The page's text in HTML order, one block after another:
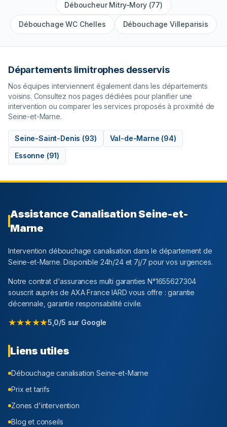
Déboucheur Mitry-Mory (77)
Débouchage WC Chelles Débouchage Villeparisis
Départements limitrophes desservis
Nos équipes interviennent également dans les départements
voisins. Consultez nos pages dédiées pour planifier une
intervention ou comparer les services proposés à proximité de
Seine-et-Marne.
Seine-Saint-Denis (93) Val-de-Marne (94)
Essonne (91)
Assistance Canalisation Seine-et-
Marne
Intervention débouchage canalisation dans le département de
Seine-et-Marne. Disponible 24h/24 et 7j/7 pour vos urgences.
Notre contrat d'assurances multi garanties N°1655627304
souscrit auprès de AXA France IARD vous offre : garantie
décennale, garantie responsabilité civile.
★★★★★5,0/5 sur Google
Liens utiles
Débouchage canalisationSeine-et-Marne
Prix et tarifs
Zones d'intervention
Blog et conseils